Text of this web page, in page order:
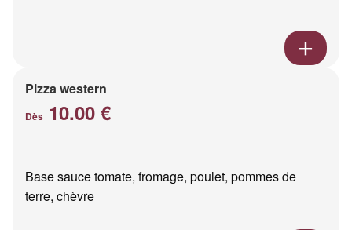
Pizza western
Dès 10.00 €
Base sauce tomate, fromage, poulet, pommes de
terre, chèvre